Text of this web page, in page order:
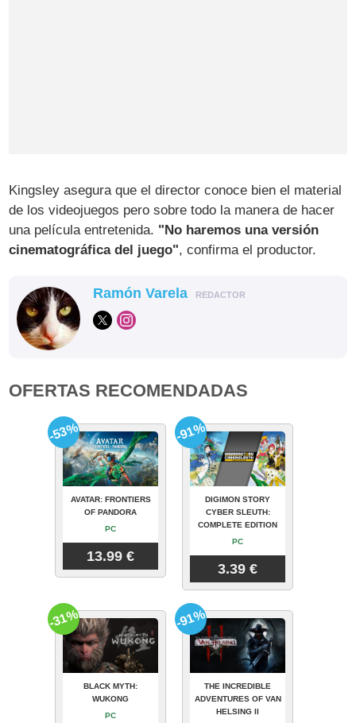
Kingsley asegura que el director conoce bien el material
de los videojuegos pero sobre todo la manera de hacer
una película entretenida. "No haremos una versión
cinematográfica del juego", confirma el productor.
Ramón Varela REDACTOR
OFERTAS RECOMENDADAS
AVATAR: FRONTIERS
OF PANDORA
PC
13.99 €
-53%
DIGIMON STORY
CYBER SLEUTH:
COMPLETE EDITION
PC
3.39 €
-91%
BLACK MYTH:
WUKONG
PC
-31%
THE INCREDIBLE
ADVENTURES OF VAN
HELSING II
-91%